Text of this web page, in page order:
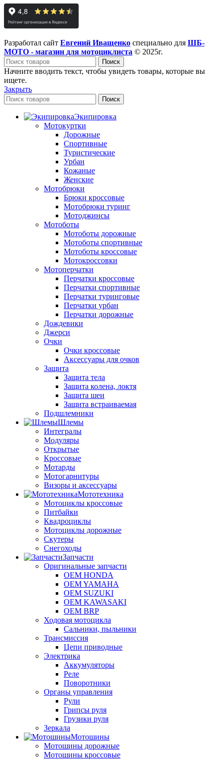
Разработал сайт Евгений Иващенко специально для ШБ-
МОТО - магазин для мотоциклиста © 2025г.
Поиск
Начните вводить текст, чтобы увидеть товары, которые вы
ищете.
Закрыть
Поиск
Экипировка
Мотокуртки
Дорожные
Спортивные
Туристические
Урбан
Кожаные
Женские
Мотобрюки
Брюки кроссовые
Мотобрюки туринг
Мотоджинсы
Мотоботы
Мотоботы дорожные
Мотоботы спортивные
Мотоботы кроссовые
Мотокроссовки
Мотоперчатки
Перчатки кроссовые
Перчатки спортивные
Перчатки туринговые
Перчатки урбан
Перчатки дорожные
Дождевики
Джерси
Очки
Очки кроссовые
Аксессуары для очков
Защита
Защита тела
Защита колена, локтя
Защита шеи
Защита встраиваемая
Подшлемники
Шлемы
Интегралы
Модуляры
Открытые
Кроссовые
Мотарды
Мотогарнитуры
Визоры и аксессуары
Мототехника
Мотоциклы кроссовые
Питбайки
Квадроциклы
Мотоциклы дорожные
Скутеры
Снегоходы
Запчасти
Оригинальные запчасти
OEM HONDA
OEM YAMAHA
OEM SUZUKI
OEM KAWASAKI
OEM BRP
Ходовая мотоцикла
Сальники, пыльники
Трансмиссия
Цепи приводные
Электрика
Аккумуляторы
Реле
Поворотники
Органы управления
Рули
Грипсы руля
Грузики руля
Зеркала
Мотошины
Мотошины дорожные
Мотошины кроссовые